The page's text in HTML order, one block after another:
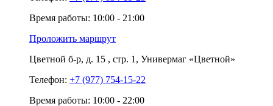
Время работы: 10:00 - 21:00
Проложить маршрут
Цветной б-р, д. 15 , стр. 1, Универмаг «Цветной»
Телефон: +7 (977) 754-15-22
Время работы: 10:00 - 22:00